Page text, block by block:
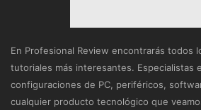
En Profesional Review encontrarás todos
tutoriales más interesantes. Especialistas
configuraciones de PC, periféricos,
cualquier producto tecnológico que